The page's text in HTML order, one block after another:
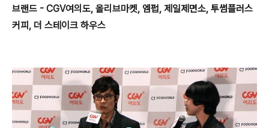
브랜드 - CGV여의도, 올리브마켓, 엠펍, 제일제면소, 투썸플러스
커피, 더 스테이크 하우스